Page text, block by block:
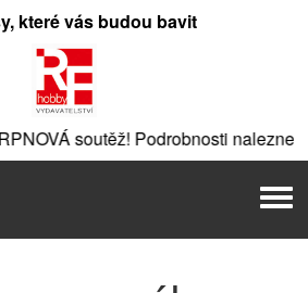
které vás budou bavit
soutěž! Podrobnosti nalezneteZDE.
. | SRPNOVÁ